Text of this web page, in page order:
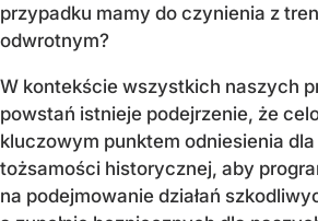
przypadku mamy do czynienia z
odwrotnym?
W kontekście wszystkich naszych
powstań istnieje podejrzenie, że
kluczowym punktem odniesienia
tożsamości historycznej, aby
na podejmowanie działań